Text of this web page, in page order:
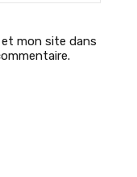
mon site dans